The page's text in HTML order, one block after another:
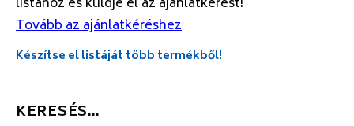
Tovább az ajánlatkéréshez
Készítse el listáját több termékből!
KERESÉS…